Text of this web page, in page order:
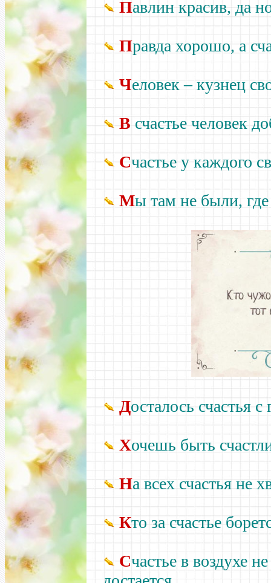
Павлин красив, да
Правда хорошо, а
Человек –кузнец
В счастье человек
Счастье у каждого
Мы там не были, где
Досталось счастья
Хочешь быть
На всех счастья не
Кто за счастье
Счастье в воздухе